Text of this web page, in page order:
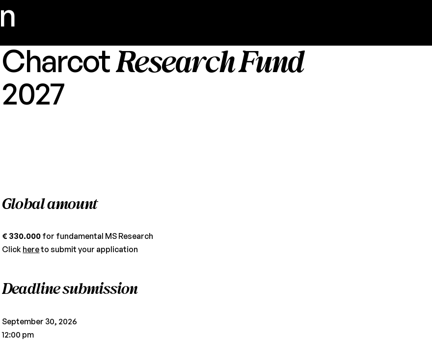
CharcotResearch Fund
2027
Global amount
€ 330.000 for fundamental MS Research
Click hereto submit your application
Deadline submission
September 30, 2026
12:00 pm